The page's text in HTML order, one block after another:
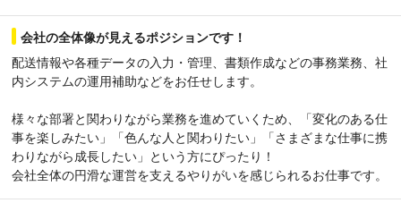
会社の全体像が見えるポジションです！
配送情報や各種データの入力・管理、書類作成などの事務業務、社
内システムの運用補助などをお任せします。
様々な部署と関わりながら業務を進めていくため、「変化のある仕
事を楽しみたい」「色んな人と関わりたい」「さまざまな仕事に携
わりながら成長したい」という方にぴったり！
会社全体の円滑な運営を支えるやりがいを感じられるお仕事です。